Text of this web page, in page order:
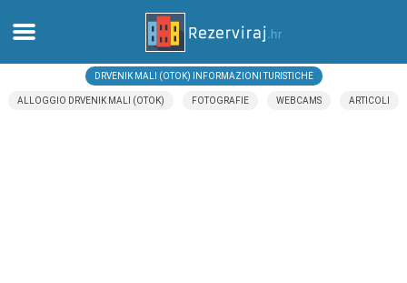
DRVENIK MALI (OTOK) INFORMAZIONI TURISTICHE
ALLOGGIO DRVENIK MALI (OTOK) FOTOGRAFIE WEBCAMS ARTICOLI